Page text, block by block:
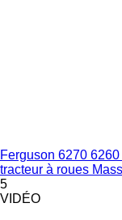
Ferguson 6270
tracteur à roues
5
VIDÉO